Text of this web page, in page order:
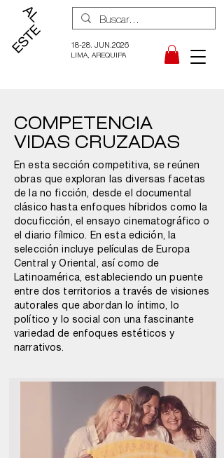
18-28. JUN.2026
LIMA, AREQUIPA
COMPETENCIA
VIDAS CRUZADAS
En esta sección competitiva, se reúnen
obras que exploran las diversas facetas
de la no ficción, desde el documental
clásico hasta enfoques híbridos como la
docuficción, el ensayo cinematográfico o
el diario fílmico. En esta edición, la
selección incluye películas de Europa
Central y Oriental, así como de
Latinoamérica, estableciendo un puente
entre dos territorios a través de visiones
autorales que abordan lo íntimo, lo
político y lo social con una fascinante
variedad de enfoques estéticos y
narrativos.